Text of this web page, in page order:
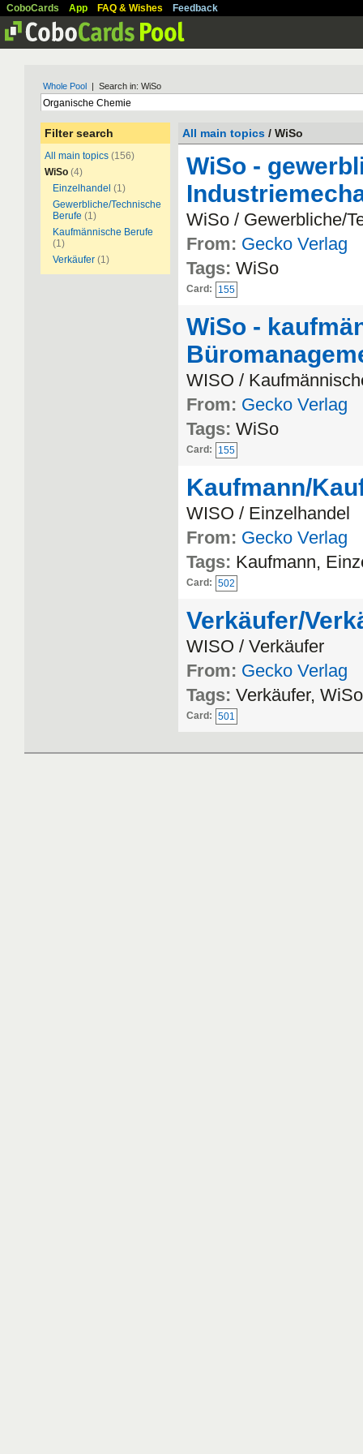
CoboCards App FAQ & Wishes Feedback
Whole Pool | Search in: WiSo
Filter search
All main topics (156)
WiSo (4)
Einzelhandel (1)
Gewerbliche/Technische
Berufe (1)
Kaufmännische Berufe
(1)
Verkäufer (1)
All main topics / WiSo
WiSo -
WiSo / Gewerbliche/
From: Gecko Verlag
Tags: WiSo
Card: 155
WiSo -
WISO /
From: Gecko Verlag
Tags: WiSo
Card: 155
Kaufmann/
WISO / Einzelhandel
From: Gecko Verlag
Tags: Kaufmann,
Card: 502
Verkäufer/
WISO / Verkäufer
From: Gecko Verlag
Tags: Verkäufer, WiSo
Card: 501